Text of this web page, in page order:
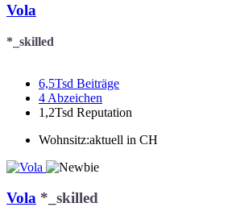
Vola
*_skilled
6,5Tsd Beiträge
4 Abzeichen
1,2Tsd Reputation
Wohnsitz:aktuell in CH
Vola *_skilled